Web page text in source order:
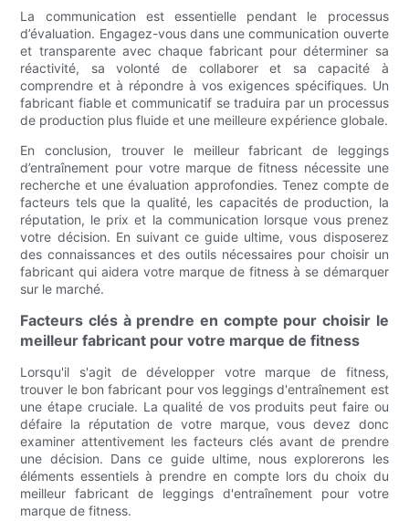
La communication est essentielle pendant le processus
d’évaluation. Engagez-vous dans une communication ouverte
et transparente avec chaque fabricant pour déterminer sa
réactivité, sa volonté de collaborer et sa capacité à
comprendre et à répondre à vos exigences spécifiques. Un
fabricant fiable et communicatif se traduira par un processus
de production plus fluide et une meilleure expérience globale.
En conclusion, trouver le meilleur fabricant de leggings
d’entraînement pour votre marque de fitness nécessite une
recherche et une évaluation approfondies. Tenez compte de
facteurs tels que la qualité, les capacités de production, la
réputation, le prix et la communication lorsque vous prenez
votre décision. En suivant ce guide ultime, vous disposerez
des connaissances et des outils nécessaires pour choisir un
fabricant qui aidera votre marque de fitness à se démarquer
sur le marché.
Facteurs clés à prendre en compte pour choisir le
meilleur fabricant pour votre marque de fitness
Lorsqu'il s'agit de développer votre marque de fitness,
trouver le bon fabricant pour vos leggings d'entraînement est
une étape cruciale. La qualité de vos produits peut faire ou
défaire la réputation de votre marque, vous devez donc
examiner attentivement les facteurs clés avant de prendre
une décision. Dans ce guide ultime, nous explorerons les
éléments essentiels à prendre en compte lors du choix du
meilleur fabricant de leggings d'entraînement pour votre
marque de fitness.